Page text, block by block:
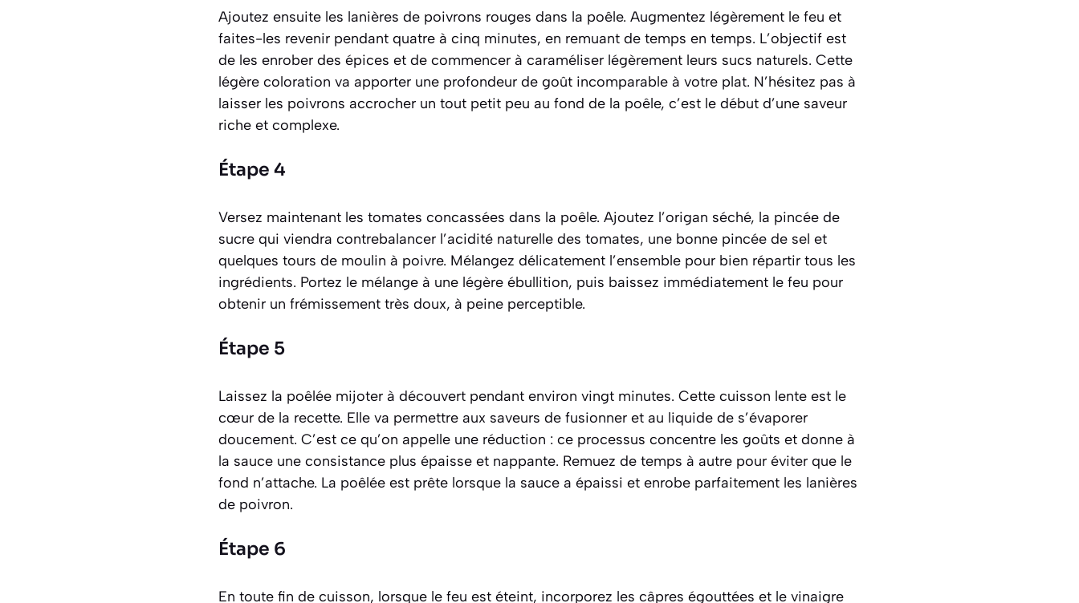
Ajoutez ensuite les lanières de poivrons rouges dans la poêle. Augmentez légèrement le feu et
faites-les revenir pendant quatre à cinq minutes, en remuant de temps en temps. L’objectif est
de les enrober des épices et de commencer à caraméliser légèrement leurs sucs naturels. Cette
légère coloration va apporter une profondeur de goût incomparable à votre plat. N’hésitez pas à
laisser les poivrons accrocher un tout petit peu au fond de la poêle, c’est le début d’une saveur
riche et complexe.
Étape 4
Versez maintenant les tomates concassées dans la poêle. Ajoutez l’origan séché, la pincée de
sucre qui viendra contrebalancer l’acidité naturelle des tomates, une bonne pincée de sel et
quelques tours de moulin à poivre. Mélangez délicatement l’ensemble pour bien répartir tous les
ingrédients. Portez le mélange à une légère ébullition, puis baissez immédiatement le feu pour
obtenir un frémissement très doux, à peine perceptible.
Étape 5
Laissez la poêlée mijoter à découvert pendant environ vingt minutes. Cette cuisson lente est le
cœur de la recette. Elle va permettre aux saveurs de fusionner et au liquide de s’évaporer
doucement. C’est ce qu’on appelle une réduction : ce processus concentre les goûts et donne à
la sauce une consistance plus épaisse et nappante. Remuez de temps à autre pour éviter que le
fond n’attache. La poêlée est prête lorsque la sauce a épaissi et enrobe parfaitement les lanières
de poivron.
Étape 6
En toute fin de cuisson, lorsque le feu est éteint, incorporez les câpres égouttées et le vinaigre